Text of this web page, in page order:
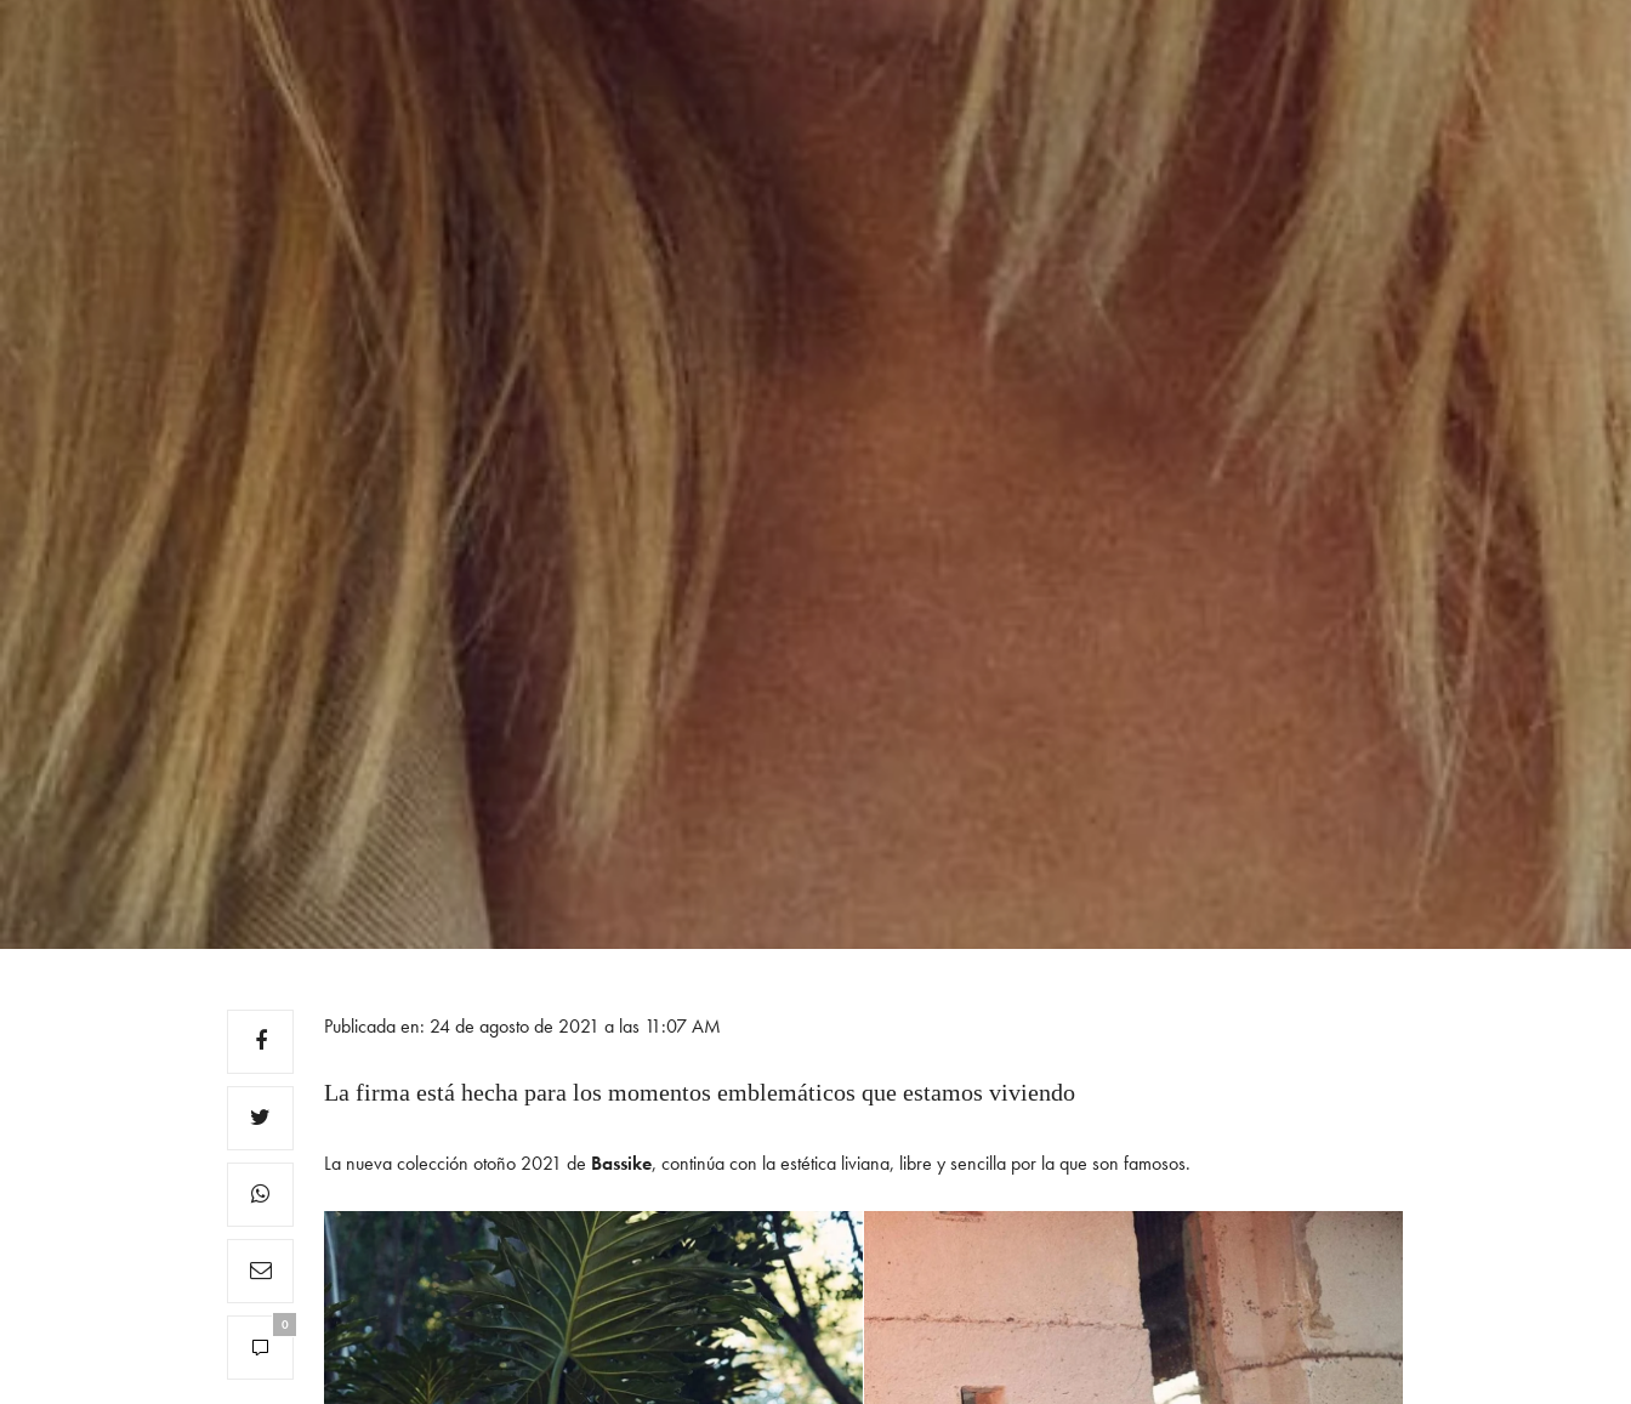
0
Publicada en: 24 de agosto de 2021 a las 11:07 AM
La firma está hecha para los momentos emblemáticos que estamos viviendo
La nueva colección otoño 2021 de Bassike, continúa con la estética liviana, libre y sencilla por la que son famosos.